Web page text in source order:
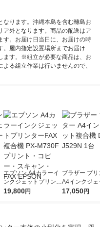
なります。沖縄本島を含む離島お
ア外となります。商品の配送はア
す。お届け日当日に、お届けの時
。屋内指定設置場所までお届け
ます。※組立が必要な商品は、お
る組立作業は行いませんので、
エプソン A4カラーイ
ンクジェットプリンタ
ーFAX複合機 PX-M73
19,800円
ブラザー プ
A4インクジェ
合機 DCPー
17,050円